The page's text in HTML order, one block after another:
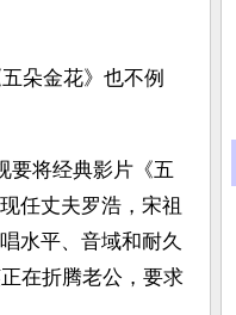
朵金花》也不例
要将经典影片《五
任丈夫罗浩，宋祖
水平、音域和耐久
在折腾老公，要求